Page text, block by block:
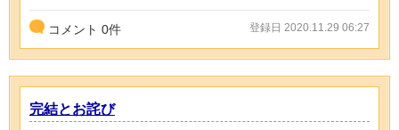
コメント 0件 登録日 2020.11.29 06:27
完結とお詫び